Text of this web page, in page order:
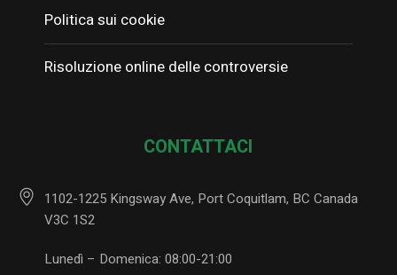
Politica sui cookie
Risoluzione online delle controversie
CONTATTACI
1102-1225 Kingsway Ave, Port Coquitlam, BC Canada
V3C 1S2
Lunedì – Domenica: 08:00-21:00